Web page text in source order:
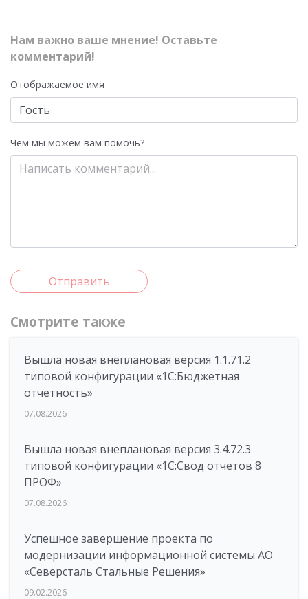
Нам важно ваше мнение! Оставьте
комментарий!
Отображаемое имя
Чем мы можем вам помочь?
Отправить
Смотрите также
Вышла новая внеплановая версия 1.1.71.2
типовой конфигурации «1C:Бюджетная
отчетность»
07.08.2026
Вышла новая внеплановая версия 3.4.72.3
типовой конфигурации «1C:Свод отчетов 8
ПРОФ»
07.08.2026
Успешное завершение проекта по
модернизации информационной системы АО
«Северсталь Стальные Решения»
09.02.2026